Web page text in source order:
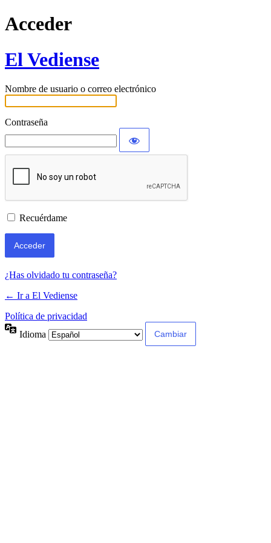
Acceder
El Vediense
Nombre de usuario o correo electrónico
Contraseña
Recuérdame
¿Has olvidado tu contraseña?
← Ir a El Vediense
Política de privacidad
Idioma